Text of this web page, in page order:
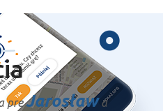
preJarosława